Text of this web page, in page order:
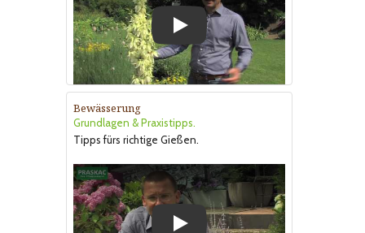
Play
Bewässerung
Grundlagen & Praxistipps.
Tipps fürs richtige Gießen.